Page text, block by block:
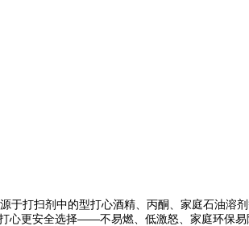
于打扫剂中的型打心酒精、丙酮、家庭石油溶
心更安全选择——不易燃、低激怒、家庭环保